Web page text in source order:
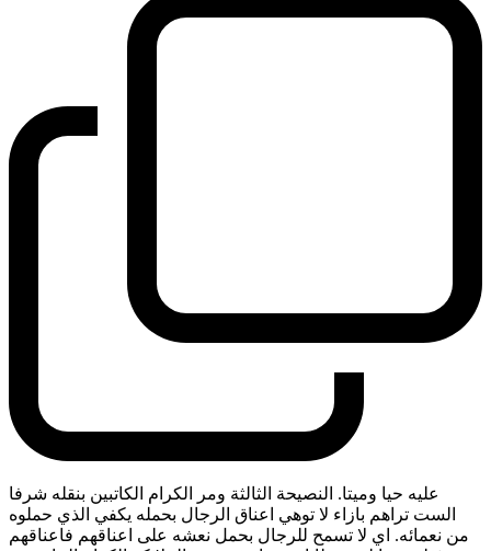
عليه حيا وميتا. النصيحة الثالثة ومر الكرام الكاتبين بنقله شرفا
الست تراهم بازاء لا توهي اعناق الرجال بحمله يكفي الذي حملوه
من نعمائه. اي لا تسمح للرجال بحمل نعشه على اعناقهم فاعناقهم